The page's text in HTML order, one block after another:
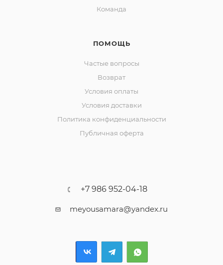
Команда
ПОМОЩЬ
Частые вопросы
Возврат
Условия оплаты
Условия доставки
Политика конфиденциальности
Публичная оферта
+7 986 952-04-18
meyousamara@yandex.ru